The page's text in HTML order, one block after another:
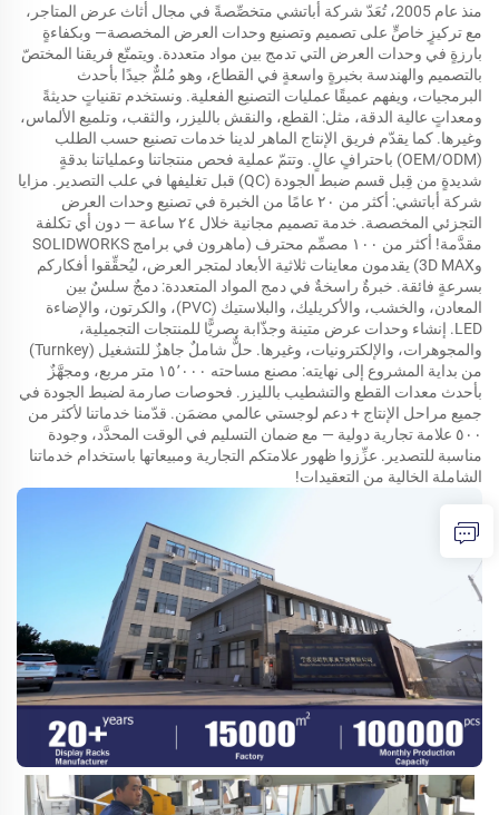
منذ عام 2005، تُعَدّ شركة أباتشي متخصِّصةً في مجال أثاث عرض المتاجر،
مع تركيزٍ خاصٍّ على تصميم وتصنيع وحدات العرض المخصصة— وبكفاءةٍ
بارزةٍ في وحدات العرض التي تدمج بين مواد متعددة. ويتمتّع فريقنا المختصّ
بالتصميم والهندسة بخبرةٍ واسعةٍ في القطاع، وهو مُلمٌّ جيدًا بأحدث
البرمجيات، ويفهم عميقًا عمليات التصنيع الفعلية. ونستخدم تقنياتٍ حديثةً
ومعداتٍ عالية الدقة، مثل: القطع، والنقش بالليزر، والثقب، وتلميع الألماس،
وغيرها. كما يقدّم فريق الإنتاج الماهر لدينا خدمات تصنيع حسب الطلب
(OEM/ODM) باحترافٍ عالٍ. وتتمّ عملية فحص منتجاتنا وعملياتنا بدقةٍ
شديدةٍ من قِبل قسم ضبط الجودة (QC) قبل تغليفها في علب التصدير. مزايا
شركة أباتشي: أكثر من ٢٠ عامًا من الخبرة في تصنيع وحدات العرض
التجزئي المخصصة. خدمة تصميم مجانية خلال ٢٤ ساعة — دون أي تكلفة
مقدَّمة! أكثر من ١٠٠ مصمِّم محترف (ماهرون في برامج SOLIDWORKS
و3D MAX) يقدمون معاينات ثلاثية الأبعاد لمتجر العرض، ليُحقِّقوا أفكاركم
بسرعةٍ فائقة. خبرةٌ راسخةٌ في دمج المواد المتعددة: دمجٌ سلسٌ بين
المعادن، والخشب، والأكريليك، والبلاستيك (PVC)، والكرتون، والإضاءة
LED. إنشاء وحدات عرض متينة وجذّابة بصريًّا للمنتجات التجميلية،
والمجوهرات، والإلكترونيات، وغيرها. حلٌّ شاملٌ جاهزٌ للتشغيل (Turnkey)
من بداية المشروع إلى نهايته: مصنع مساحته ١٥٬٠٠٠ متر مربع، ومجهَّزٌ
بأحدث معدات القطع والتشطيب بالليزر. فحوصات صارمة لضبط الجودة في
جميع مراحل الإنتاج + دعم لوجستي عالمي مضمَن. قدّمنا خدماتنا لأكثر من
٥٠٠ علامة تجارية دولية — مع ضمان التسليم في الوقت المحدَّد، وجودة
مناسبة للتصدير. عزِّزوا ظهور علامتكم التجارية ومبيعاتها باستخدام خدماتنا
الشاملة الخالية من التعقيدات!